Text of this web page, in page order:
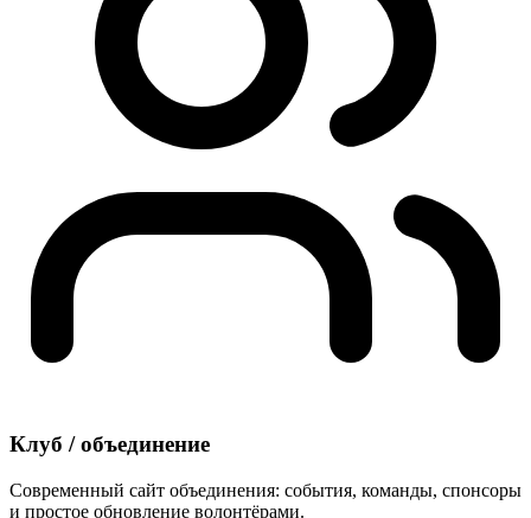
Клуб / объединение
Современный сайт объединения: события, команды, спонсоры
и простое обновление волонтёрами.